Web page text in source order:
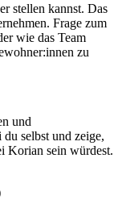
stellen kannst. Das
Frage zum
wie das Team
zu
und
selbst und zeige,
Korian sein würdest.